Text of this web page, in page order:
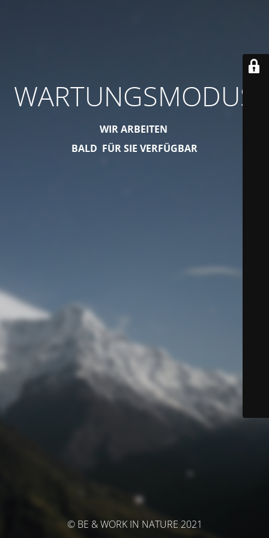
WARTUNGSMODUS
WIR ARBEITEN
BALD FÜR SIE VERFÜGBAR
© BE & WORK IN NATURE 2021